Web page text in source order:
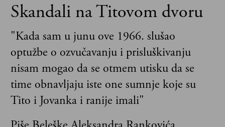
Skandali na Titovom dvoru
"Kada sam u junu ove 1966. slušao
optužbe o ozvučavanju i prisluškivanju
nisam mogao da se otmem utisku da se
time obnavljaju iste one sumnje koje su
Tito i Jovanka i ranije imali"